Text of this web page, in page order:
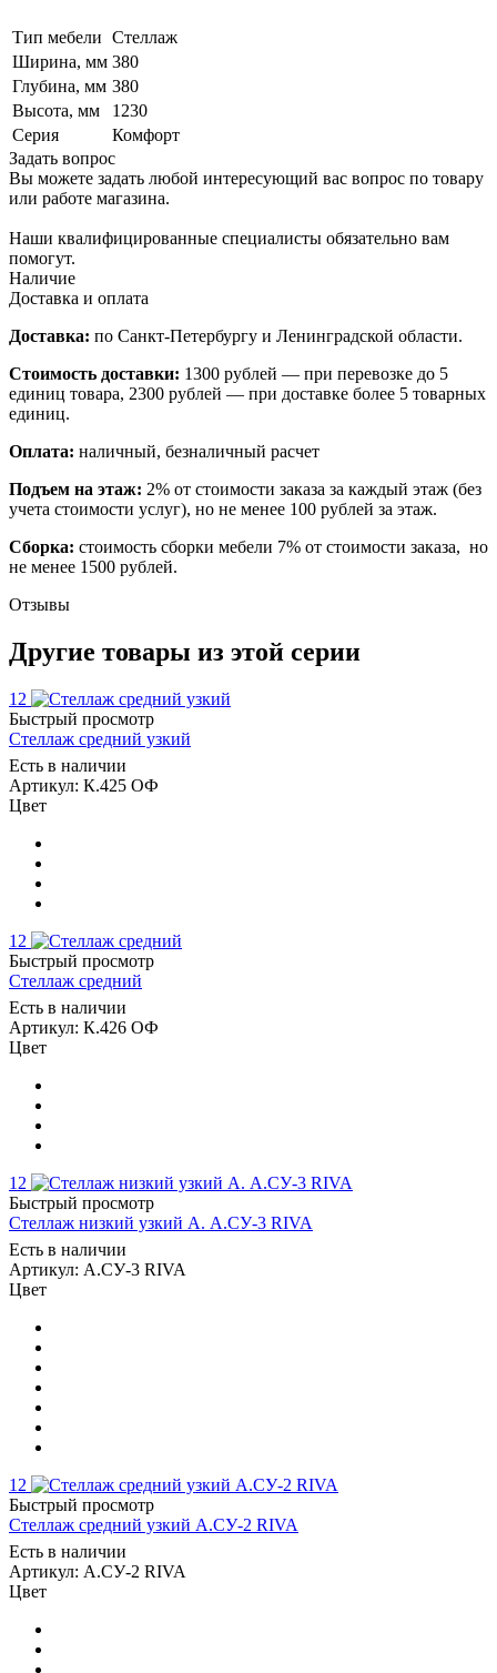
Тип мебели Стеллаж
Ширина, мм 380
Глубина, мм 380
Высота, мм
1230
Серия
Комфорт
Задать вопрос
Вы можете задать любой интересующий вас вопрос по товару
или работе магазина.
Наши квалифицированные специалисты обязательно вам
помогут.
Наличие
Доставка и оплата
Доставка: по Санкт-Петербургу и Ленинградской области.
Стоимость доставки: 1300 рублей — при перевозке до 5
единиц товара, 2300 рублей — при доставке более 5 товарных
единиц.
Оплата: наличный, безналичный расчет
Подъем на этаж: 2% от стоимости заказа за каждый этаж (без
учета стоимости услуг), но не менее 100 рублей за этаж.
Сборка: стоимость сборки мебели 7% от стоимости заказа, но
не менее 1500 рублей.
Отзывы
Другие товары из этой серии
12
Быстрый просмотр
Стеллаж средний узкий
Есть в наличии
Артикул: К.425 ОФ
Цвет
12
Быстрый просмотр
Стеллаж средний
Есть в наличии
Артикул: К.426 ОФ
Цвет
12
Быстрый просмотр
Стеллаж низкий узкий А. А.СУ-3 RIVA
Есть в наличии
Артикул: А.СУ-3 RIVA
Цвет
12
Быстрый просмотр
Стеллаж средний узкий А.СУ-2 RIVA
Есть в наличии
Артикул: А.СУ-2 RIVA
Цвет